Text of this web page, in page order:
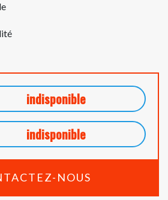
indisponible
indisponible
NOUS